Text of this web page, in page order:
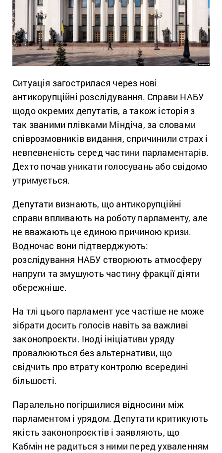
Ситуація загострилася через нові
антикорупційні розслідування. Справи НАБУ
щодо окремих депутатів, а також історія з
так званими плівками Міндіча, за словами
співрозмовників видання, спричинили страх і
невпевненість серед частини парламентарів.
Дехто почав уникати голосувань або свідомо
утримується.
Депутати визнають, що антикорупційні
справи впливають на роботу парламенту, але
не вважають це єдиною причиною кризи.
Водночас вони підтверджують:
розслідування НАБУ створюють атмосферу
напруги та змушують частину фракції діяти
обережніше.
На тлі цього парламент усе частіше не може
зібрати досить голосів навіть за важливі
законопроєкти. Іноді ініціативи уряду
провалюються без альтернативи, що
свідчить про втрату контролю всередині
більшості.
Паралельно погіршилися відносини між
парламентом і урядом. Депутати критикують
якість законопроєктів і заявляють, що
Кабмін не радиться з ними перед ухваленням